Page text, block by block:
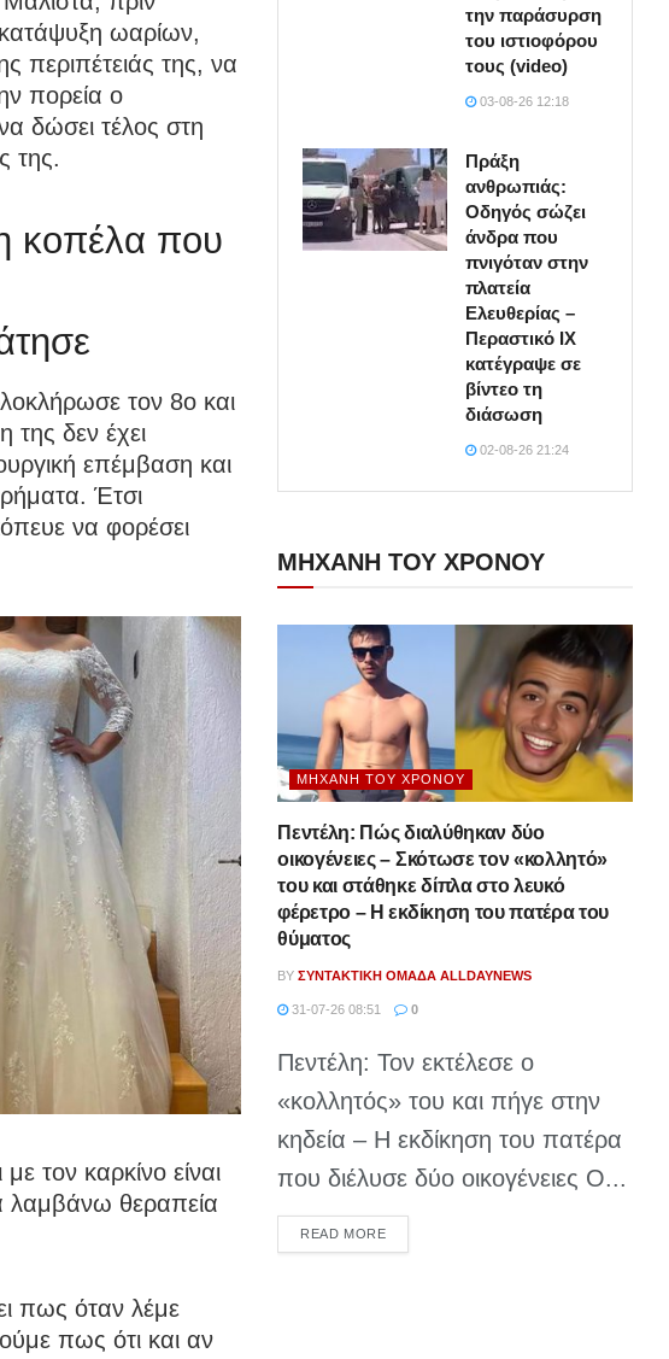
κατάψυξη ωαρίων,
περιπέτειάς της, να
πορεία ο
δώσει τέλος στη
της.
η κοπέλα που
τον 8ο και
της δεν έχει
επέμβαση και
Έτσι
να φορέσει
τον καρκίνο είναι
λαμβάνω θεραπεία
πως όταν λέμε
πως ότι και αν
την παράσυρση
του ιστιοφόρου
τους (video)
03-08-26 12:18
Πράξη
ανθρωπιάς:
Οδηγός σώζει
άνδρα που
πνιγόταν στην
πλατεία
Ελευθερίας –
Περαστικό ΙΧ
κατέγραψε σε
βίντεο τη
διάσωση
02-08-26 21:24
ΜΗΧΑΝΗ ΤΟΥ ΧΡΟΝΟΥ
ΜΗΧΑΝΉ ΤΟΥ ΧΡΌΝΟΥ
Πεντέλη: Πώς διαλύθηκαν δύο
οικογένειες – Σκότωσε τον «κολλητό»
του και στάθηκε δίπλα στο λευκό
φέρετρο – Η εκδίκηση του πατέρα του
θύματος
BY ΣΥΝΤΑΚΤΙΚΉ ΟΜΆΔΑ ALLDAYNEWS
31-07-26 08:51 0
Πεντέλη: Τον εκτέλεσε ο
«κολλητός» του και πήγε στην
κηδεία – Η εκδίκηση του πατέρα
που διέλυσε δύο οικογένειες Ο...
READ MOREDETAILS